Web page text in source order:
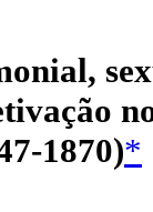
1870)*